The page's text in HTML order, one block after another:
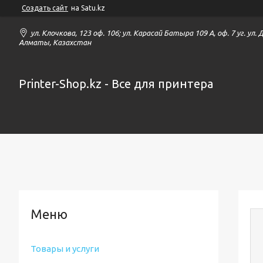
Создать сайт на Satu.kz
ул. Клочкова, 123 оф. 106; ул. Карасай Батыра 109 А, оф. 7 уг. ул.
Алматы, Казахстан
Printer-Shop.kz - Все для принтера
Товары и услуги